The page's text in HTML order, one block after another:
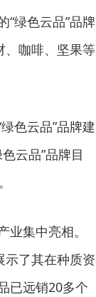
绿色云品”品牌
、咖啡、坚果等
色云品”品牌建
云品”品牌目
集中亮相。
示了其在种质资
已远销20多个